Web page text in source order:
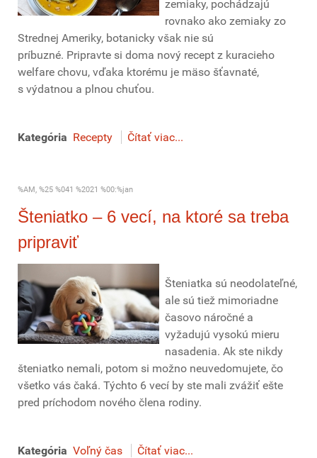
zemiaky, pochádzajú
rovnako ako zemiaky zo
Strednej Ameriky, botanicky však nie sú
príbuzné. Pripravte si doma nový recept z kuracieho
welfare chovu, vďaka ktorému je mäso šťavnaté,
s výdatnou a plnou chuťou.
Kategória Recepty Čítať viac...
%AM, %25 %041 %2021 %00:%jan
Šteniatko – 6 vecí, na ktoré sa treba
pripraviť
Šteniatka sú neodolateľné,
ale sú tiež mimoriadne
časovo náročné a
vyžadujú vysokú mieru
nasadenia. Ak ste nikdy
šteniatko nemali, potom si možno neuvedomujete, čo
všetko vás čaká. Týchto 6 vecí by ste mali zvážiť ešte
pred príchodom nového člena rodiny.
Kategória Voľný čas Čítať viac...